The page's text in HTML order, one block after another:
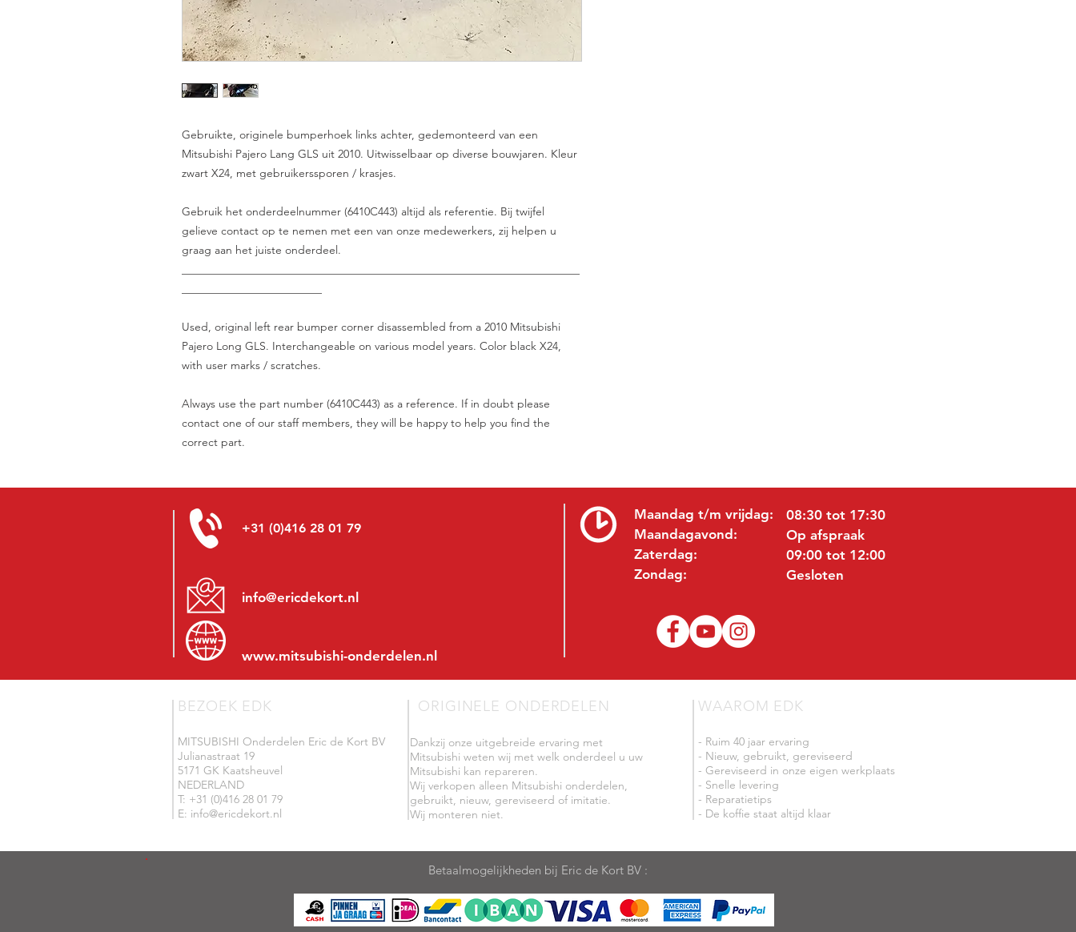
Gebruikte, originele bumperhoek links achter, gedemonteerd van een
Mitsubishi Pajero Lang GLS uit 2010. Uitwisselbaar op diverse bouwjaren. Kleur
zwart X24, met gebruikerssporen / krasjes.
Gebruik het onderdeelnummer (6410C443) altijd als referentie. Bij twijfel
gelieve contact op te nemen met een van onze medewerkers, zij helpen u
graag aan het juiste onderdeel.
Used, original left rear bumper corner disassembled from a 2010 Mitsubishi
Pajero Long GLS. Interchangeable on various model years. Color black X24,
with user marks / scratches.
Always use the part number (6410C443) as a reference. If in doubt please
contact one of our staff members, they will be happy to help you find the
correct part.
+31 (0)416 28 01 79
info@ericdekort.nl
www.mitsubishi-onderdelen.nl
Maandag t/m vrijdag:
Maandagavond:
Zaterdag:
Zondag:
08:30 tot 17:30
Op afspraak
09:00 tot 12:00
Gesloten
BEZOEK EDK
MITSUBISHI Onderdelen Eric de Kort BV
Julianastraat 19
5171 GK Kaatsheuvel
NEDERLAND
T: +31 (0)416 28 01 79
E: info@ericdekort.nl
ORIGINELE ONDERDELEN
Dankzij onze uitgebreide ervaring met
Mitsubishi weten wij met welk onderdeel u uw
Mitsubishi kan repareren.
Wij verkopen alleen Mitsubishi onderdelen,
gebruikt, nieuw, gereviseerd of imitatie.
Wij monteren niet.
WAAROM EDK
- Ruim 40 jaar ervaring
- Nieuw, gebruikt, gereviseerd
- Gereviseerd in onze eigen werkplaats
- Snelle levering
- Reparatietips
- De koffie staat altijd klaar
Betaalmogelijkheden bij Eric de Kort BV :